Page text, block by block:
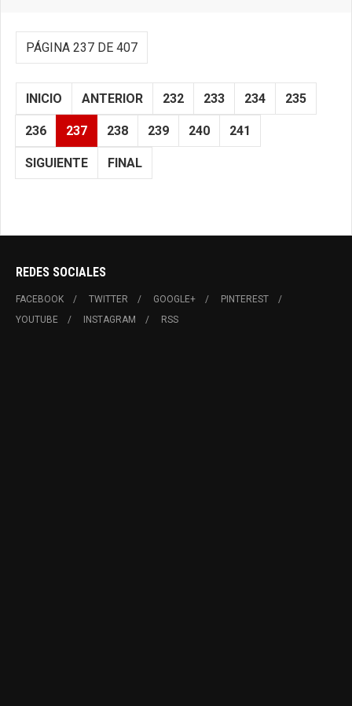
PÁGINA 237 DE 407
INICIO ANTERIOR 232 233 234 235
236 237 238 239 240 241
SIGUIENTE FINAL
REDES SOCIALES
FACEBOOK TWITTER GOOGLE+
PINTEREST
YOUTUBE
INSTAGRAM RSS